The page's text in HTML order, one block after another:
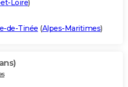
et-Loire)
de-Tinée (Alpes-Maritimes)